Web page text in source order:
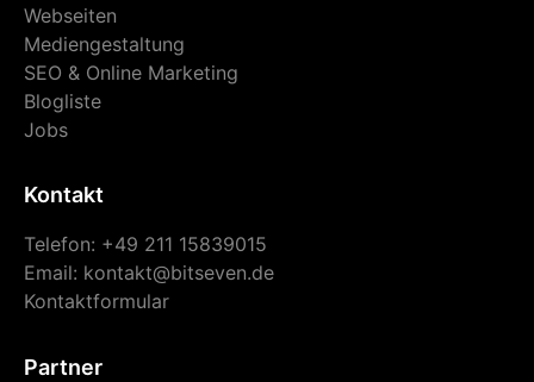
Webseiten
Mediengestaltung
SEO & Online Marketing
Blogliste
Jobs
Kontakt
Telefon: +49 211 15839015
Email: kontakt@bitseven.de
Kontaktformular
Partner